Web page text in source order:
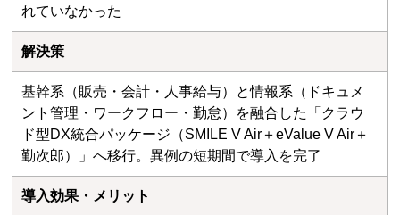
れていなかった
解決策
基幹系（販売・会計・人事給与）と情報系（ドキュメ
ント管理・ワークフロー・勤怠）を融合した「クラウ
ド型DX統合パッケージ（SMILE V Air＋eValue V Air＋
勤次郎）」へ移行。異例の短期間で導入を完了
導入効果・メリット